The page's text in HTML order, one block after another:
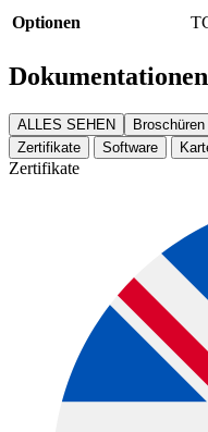
Optionen
Dokumentationen
ALLES SEHEN Broschüren
Zertifikate
Software
Zertifikate